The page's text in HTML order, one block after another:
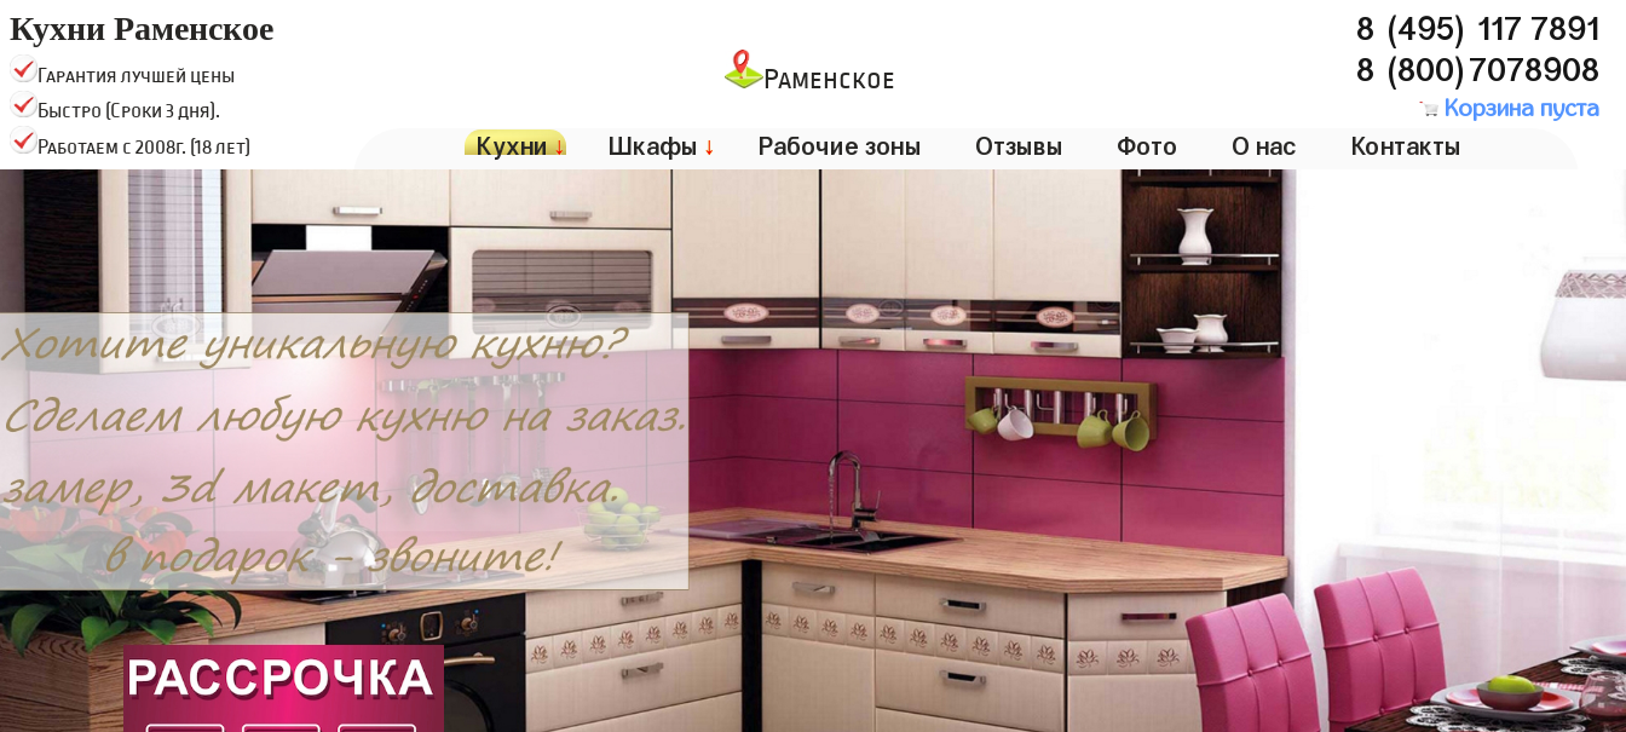
Кухни Раменское
Гарантия лучшей цены
Быстро (Сроки 3 дня).
Работаем с 2008г. (18 лет)
Раменское
8 (495) 117 7891
8 (800)7078908
Корзина пуста
Кухни↓ Шкафы ↓ Рабочие зоны Отзывы Фото О нас Контакты